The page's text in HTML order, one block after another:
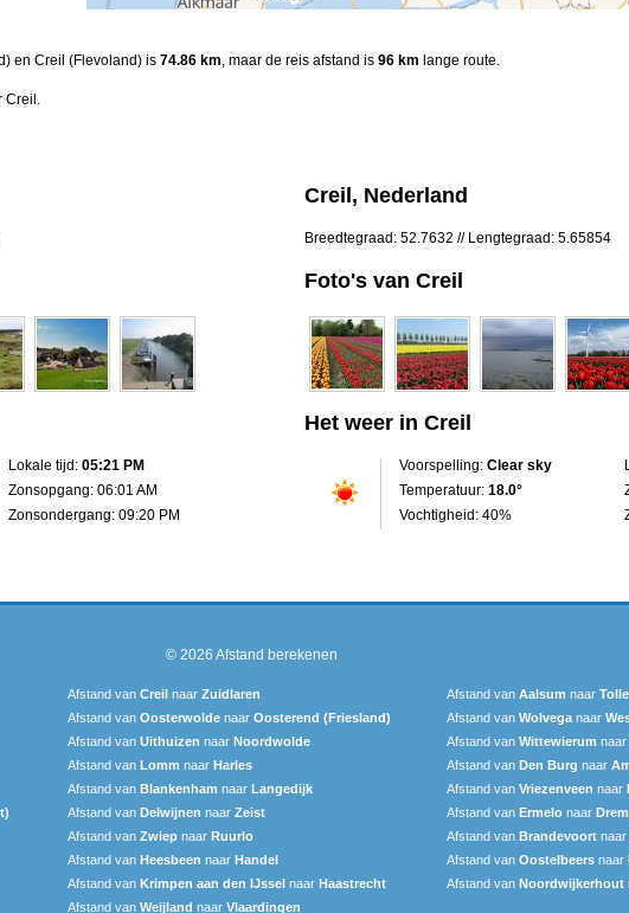
en Creil (Flevoland) is 74.86 km, maar de reis afstand is 96 km lange route.
Creil.
Lokale tijd: 05:21 PM
Zonsopgang: 06:01 AM
Zonsondergang: 09:20 PM
Creil, Nederland
Breedtegraad: 52.7632 // Lengtegraad: 5.65854
Foto's van Creil
Het weer in Creil
Voorspelling: Clear sky
Temperatuur: 18.0°
Vochtigheid: 40%
© 2026 Afstand berekenen
Afstand van Creil naar Zuidlaren Afstand van Aalsum naar
Afstand van Oosterwolde naar Oosterend (Friesland) Afstand van Wolvega naar
Afstand van Uithuizen naar Noordwolde Afstand van Wittewierum naar
Afstand van Lomm naar Harles Afstand van Den Burg naar
Afstand van Blankenham naar Langedijk Afstand van Vriezenveen naar
Afstand van Delwijnen naar Zeist Afstand van Ermelo naar
Afstand van Zwiep naar Ruurlo Afstand van Brandevoort naar
Afstand van Heesbeen naar Handel Afstand van Oostelbeers naar
Afstand van Krimpen aan den IJssel naar Haastrecht Afstand van Noordwijkerhout
Afstand van Weijland naar Vlaardingen